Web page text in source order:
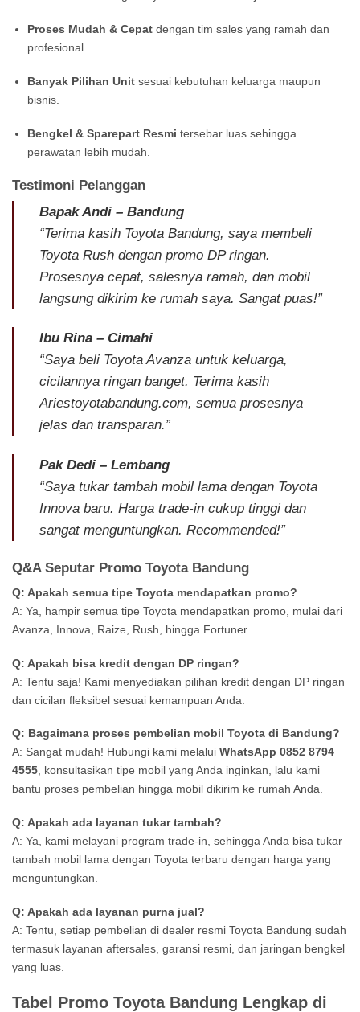
Proses Mudah & Cepatdengan tim sales yang ramah dan
profesional.
Banyak Pilihan Unitsesuai kebutuhan keluarga maupun
bisnis.
Bengkel & Sparepart Resmi tersebar luas sehingga
perawatan lebih mudah.
Testimoni Pelanggan
Bapak Andi – Bandung
“Terima kasih Toyota Bandung, saya membeli
Toyota Rush dengan promo DP ringan.
Prosesnya cepat, salesnya ramah, dan mobil
langsung dikirim ke rumah saya. Sangat puas!”
Ibu Rina – Cimahi
“Saya beli Toyota Avanza untuk keluarga,
cicilannya ringan banget. Terima kasih
Ariestoyotabandung.com, semua prosesnya
jelas dan transparan.”
Pak Dedi – Lembang
“Saya tukar tambah mobil lama dengan Toyota
Innova baru. Harga trade-in cukup tinggi dan
sangat menguntungkan. Recommended!”
Q&A Seputar Promo Toyota Bandung
Q: Apakah semua tipe Toyota mendapatkan promo?
A: Ya, hampir semua tipe Toyota mendapatkan promo, mulai dari
Avanza, Innova, Raize, Rush, hingga Fortuner.
Q: Apakah bisa kredit dengan DP ringan?
A: Tentu saja! Kami menyediakan pilihan kredit dengan DP ringan
dan cicilan fleksibel sesuai kemampuan Anda.
Q: Bagaimana proses pembelian mobil Toyota di Bandung?
A: Sangat mudah! Hubungi kami melalui WhatsApp 0852 8794
4555, konsultasikan tipe mobil yang Anda inginkan, lalu kami
bantu proses pembelian hingga mobil dikirim ke rumah Anda.
Q: Apakah ada layanan tukar tambah?
A: Ya, kami melayani program trade-in, sehingga Anda bisa tukar
tambah mobil lama dengan Toyota terbaru dengan harga yang
menguntungkan.
Q: Apakah ada layanan purna jual?
A: Tentu, setiap pembelian di dealer resmi Toyota Bandung sudah
termasuk layanan aftersales, garansi resmi, dan jaringan bengkel
yang luas.
Tabel Promo Toyota Bandung Lengkap di